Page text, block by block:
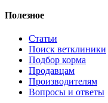
Полезное
Статьи
Поиск ветклиники
Подбор корма
Продавцам
Производителям
Вопросы и ответы